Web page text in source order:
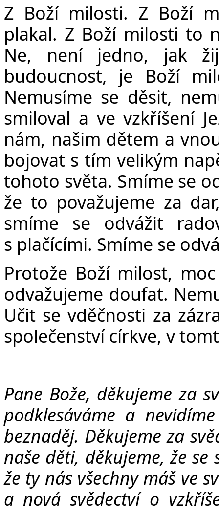
Z Boží milosti. Z Boží
plakal. Z Boží milosti to
Ne, není jedno, jak
budoucnost, je Boží
Nemusíme se děsit,
smiloval a ve vzkříšení
nám, našim dětem a
bojovat s tím velikým
tohoto světa. Smíme se
že to považujeme za
smíme se odvážit
s plačícími. Smíme se
Protože Boží milost,
odvažujeme doufat.
Učit se vděčnosti za
společenství církve, v
Pane Bože, děkujeme za
podklesáváme a
beznaděj. Děkujeme za
naše děti, děkujeme, že
že ty nás všechny máš ve
a nová svědectví o